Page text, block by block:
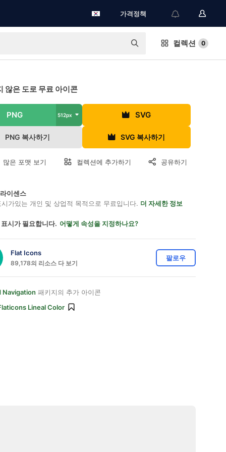
가격정책
컬렉션 0
않은 도로 무료 아이콘
PNG 512px SVG
PNG 복사하기 SVG 복사하기
많은 포맷 보기 컬렉션에 추가하기 공유하기
이센스
가있는 개인 및 상업적 목적으로 무료입니다. 더 자세한 정보
시가 필요합니다. 어떻게 속성을 지정하나요?
Flat Icons
89,178의 리소스 다 보기
팔로우
Navigation 패키지의 추가 아이콘
Lineal Color